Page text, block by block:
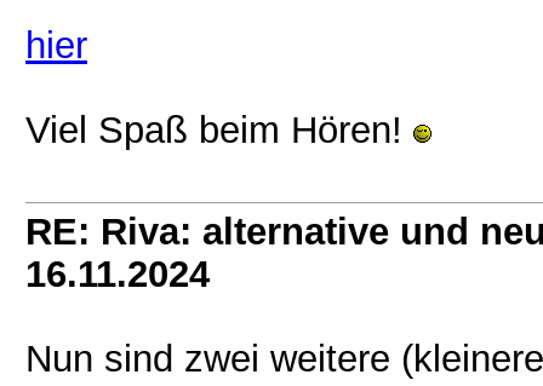
hier
Viel Spaß beim Hören!
RE: Riva: alternative und
16.11.2024
Nun sind zwei weitere